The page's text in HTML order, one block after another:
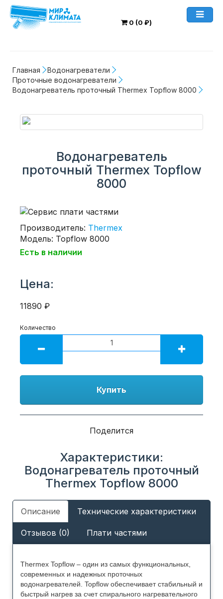
0 (0 ₽)
Главная
Водонагреватели
Проточные водонагреватели
Водонагреватель проточный Thermex Topflow 8000
Водонагреватель
проточный Thermex Topflow
8000
Производитель: Thermex
Модель: Topflow 8000
Есть в наличии
Цена:
11890 ₽
Количество
Купить
Поделится
Характеристики:
Водонагреватель проточный
Thermex Topflow 8000
Описание Технические характеристики
Отзывов (0) Плати частями
Thermex Topflow – один из самых функциональных,
современных и надежных проточных
водонагревателей. Topflow обеспечивает стабильный и
быстрый нагрев за счет спирального нагревательного